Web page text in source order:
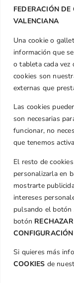
FEDERACIÓN
VALENCIANA
Una cookie o
información que
o tableta cada
cookies son
externas que
Las cookies
son necesarias
funcionar, no
que tenemos
El resto de
personalizarla en
mostrarte
intereses
pulsando el botón
botón RECHAZAR
Si quieres más
COOKIES de
Centre de
Caballero,